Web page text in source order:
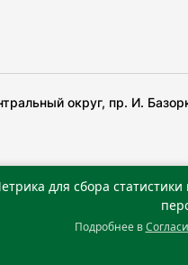
округ, пр. И.
беча гIирсаштеи, цар
г. Учредитель:
для сбора
Подробнее в